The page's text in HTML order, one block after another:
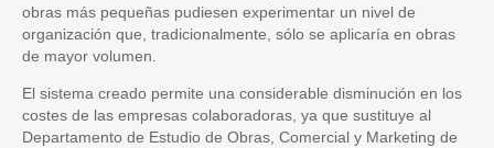
obras más pequeñas pudiesen experimentar un nivel de
organización que, tradicionalmente, sólo se aplicaría en obras
de mayor volumen.
El sistema creado permite una considerable disminución en los
costes de las empresas colaboradoras, ya que sustituye al
Departamento de Estudio de Obras, Comercial y Marketing de